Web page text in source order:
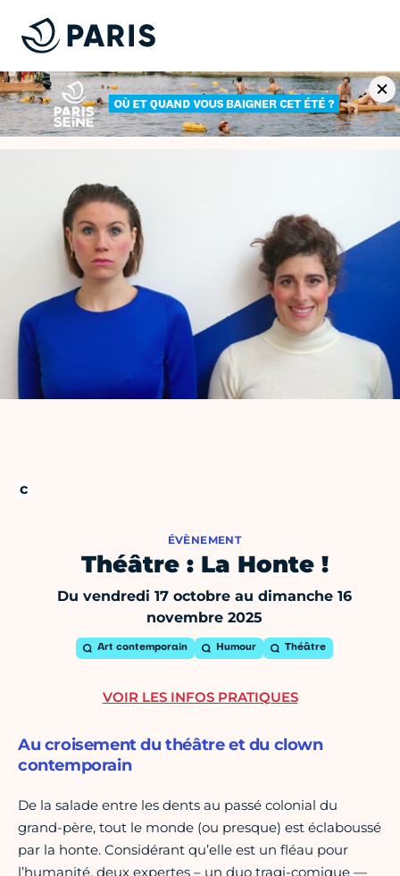
ÉVÈNEMENT
Théâtre : La Honte !
Du vendredi 17 octobre au dimanche 16
novembre 2025
Art contemporain Humour Théâtre
Au croisement du théâtre et du clown
contemporain
De la salade entre les dents au passé colonial du
grand-père, tout le monde (ou presque) est éclaboussé
par la honte. Considérant qu’elle est un fléau pour
l’humanité, deux expertes – un duo tragi-comique —
VOIR LES INFOS PRATIQUES